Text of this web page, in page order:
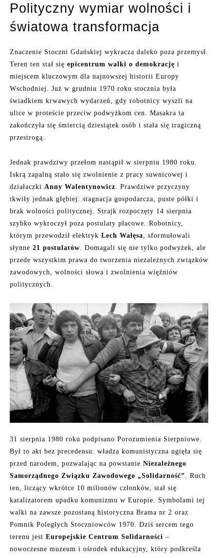
Polityczny wymiar wolności i
światowa transformacja
Znaczenie Stoczni Gdańskiej wykracza daleko poza przemysł.
Teren ten stał się epicentrum walki o demokrację i
miejscem kluczowym dla najnowszej historii Europy
Wschodniej. Już w grudniu 1970 roku stocznia była
świadkiem krwawych wydarzeń, gdy robotnicy wyszli na
ulice w proteście przeciw podwyżkom cen. Masakra ta
zakończyła się śmiercią dziesiątek osób i stała się tragiczną
przestrogą.
Jednak prawdziwy przełom nastąpił w sierpniu 1980 roku.
Iskrą zapalną stało się zwolnienie z pracy suwnicowej i
działaczki Anny Walentynowicz . Prawdziwe przyczyny
tkwiły jednak głębiej: stagnacja gospodarcza, puste półki i
brak wolności politycznej. Strajk rozpoczęty 14 sierpnia
szybko wykroczył poza postulaty płacowe. Robotnicy,
którym przewodził elektryk Lech Wałęsa , sformułowali
słynne 21 postulatów . Domagali się nie tylko podwyżek, ale
przede wszystkim prawa do tworzenia niezależnych związków
zawodowych, wolności słowa i zwolnienia więźniów
politycznych.
31 sierpnia 1980 roku podpisano Porozumienia Sierpniowe.
Był to akt bez precedensu: władza komunistyczna ugięła się
przed narodem, pozwalając na powstanie Niezależnego
Samorządnego Związku Zawodowego „Solidarność” . Ruch
ten, liczący wkrótce 10 milionów członków, stał się
katalizatorem upadku komunizmu w Europie. Symbolami tej
walki na zawsze pozostaną historyczna Brama nr 2 oraz
Pomnik Poległych Stoczniowców 1970. Dziś sercem tego
terenu jest Europejskie Centrum Solidarności –
nowoczesne muzeum i ośrodek edukacyjny, który podkreśla